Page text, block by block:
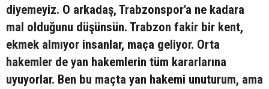
diyemeyiz. O arkadaş, Trabzonspor'a ne kadara
mal olduğunu düşünsün. Trabzon fakir bir kent,
ekmek almıyor insanlar, maça geliyor. Orta
hakemler de yan hakemlerin tüm kararlarına
uyuyorlar. Ben bu maçta yan hakemi unuturum, ama